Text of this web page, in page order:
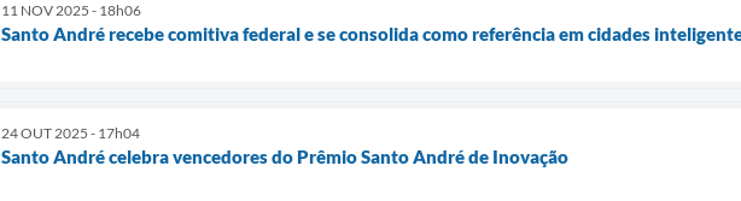
11 NOV 2025 - 18h06
Santo André recebe comitiva federal e se consolida como referência em cidades
24 OUT 2025 - 17h04
Santo André celebra vencedores do Prêmio Santo André de Inovação